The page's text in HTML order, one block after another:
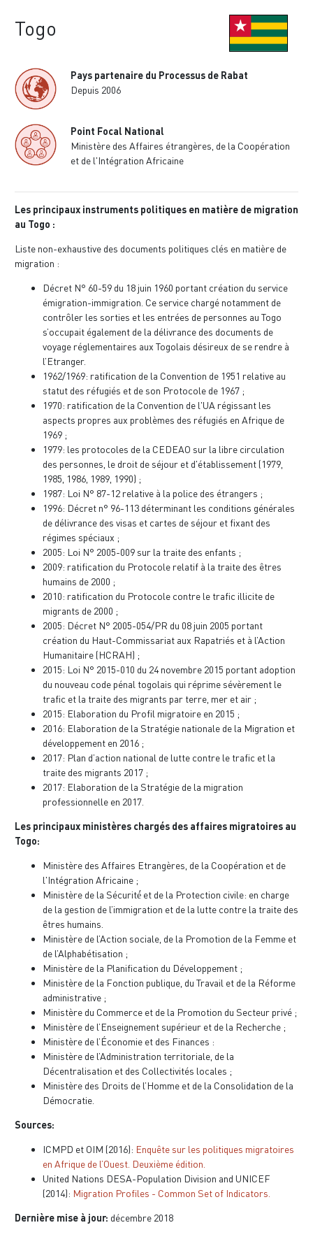
Togo
Pays partenaire du Processus de Rabat
Depuis 2006
Point Focal National
Ministère des Affaires étrangères, de la Coopération
et de l'Intégration Africaine
Les principaux instruments politiques en matière de migration
au Togo :
Liste non-exhaustive des documents politiques clés en matière de
migration :
Décret N° 60-59 du 18 juin 1960 portant création du service
émigration-immigration. Ce service chargé notamment de
contrôler les sorties et les entrées de personnes au Togo
s’occupait également de la délivrance des documents de
voyage réglementaires aux Togolais désireux de se rendre à
l’Etranger.
1962/1969: ratification de la Convention de 1951 relative au
statut des réfugiés et de son Protocole de 1967 ;
1970: ratification de la Convention de l'UA régissant les
aspects propres aux problèmes des réfugiés en Afrique de
1969 ;
1979: les protocoles de la CEDEAO sur la libre circulation
des personnes, le droit de séjour et d'établissement (1979,
1985, 1986, 1989, 1990) ;
1987: Loi N° 87-12 relative à la police des étrangers ;
1996: Décret n° 96-113 déterminant les conditions générales
de délivrance des visas et cartes de séjour et fixant des
régimes spéciaux ;
2005: Loi N° 2005-009 sur la traite des enfants ;
2009: ratification du Protocole relatif à la traite des êtres
humains de 2000 ;
2010: ratification du Protocole contre le trafic illicite de
migrants de 2000 ;
2005: Décret N° 2005-054/PR du 08 juin 2005 portant
création du Haut-Commissariat aux Rapatriés et à l’Action
Humanitaire (HCRAH) ;
2015: Loi N° 2015-010 du 24 novembre 2015 portant adoption
du nouveau code pénal togolais qui réprime sévèrement le
trafic et la traite des migrants par terre, mer et air ;
2015: Elaboration du Profil migratoire en 2015 ;
2016: Elaboration de la Stratégie nationale de la Migration et
développement en 2016 ;
2017: Plan d’action national de lutte contre le trafic et la
traite des migrants 2017 ;
2017: Elaboration de la Stratégie de la migration
professionnelle en 2017.
Les principaux ministères chargés des affaires migratoires au
Togo:
Ministère des Affaires Etrangères, de la Coopération et de
l'Intégration Africaine ;
Ministère de la Sécurité́ et de la Protection civile: en charge
de la gestion de l’immigration et de la lutte contre la traite des
êtres humains.
Ministère de l’Action sociale, de la Promotion de la Femme et
de l’Alphabétisation ;
Ministère de la Planification du Développement ;
Ministère de la Fonction publique, du Travail et de la Réforme
administrative ;
Ministère du Commerce et de la Promotion du Secteur privé ;
Ministère de l’Enseignement supérieur et de la Recherche ;
Ministère de l’Économie et des Finances :
Ministère de l’Administration territoriale, de la
Décentralisation et des Collectivités locales ;
Ministère des Droits de l’Homme et de la Consolidation de la
Démocratie.
Sources:
ICMPD et OIM (2016): Enquête sur les politiques migratoires
en Afrique de l’Ouest. Deuxième édition.
United Nations DESA-Population Division and UNICEF
(2014): Migration Profiles - Common Set of Indicators.
Dernière mise à jour: décembre 2018